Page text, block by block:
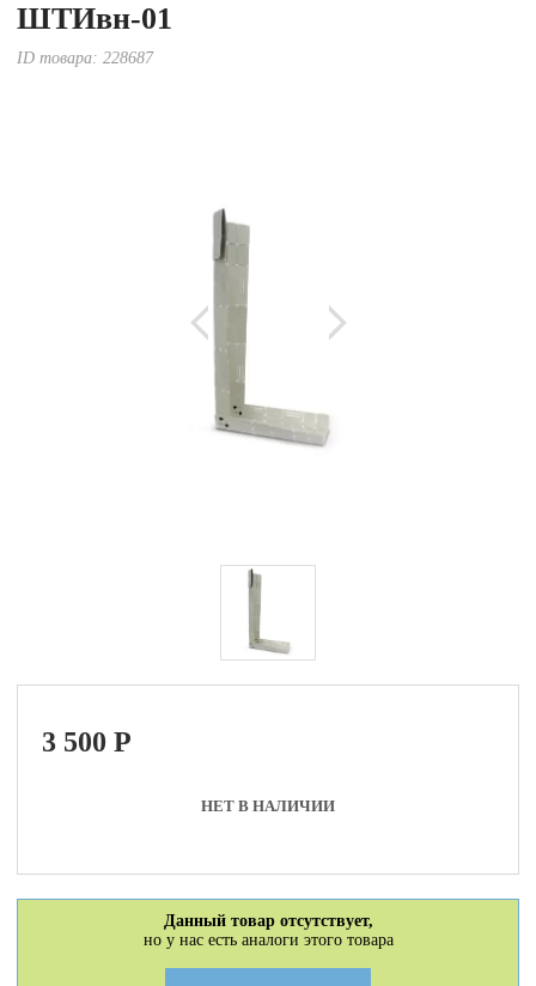
ШТИвн-01
ID товара:228687
3 500P
НЕТ В НАЛИЧИИ
Данный товар отсутствует,
но у нас есть аналоги этого товара